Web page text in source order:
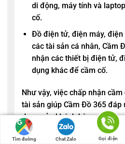
di động, máy tính và
cố.
Đồ điện tử, điện máy, điện
các tài sản cá nhân, Cầm
nhận các thiết bị điện tử,
dụng khác để cầm cố.
Như vậy, việc chấp nhận
tài sản giúp Cầm Đồ 365 đáp
dạng của khách hàng và
phong phú trong việc tận
Tìm đường Chat Zalo Gọi điện
LẮK: 0347 27 27 27